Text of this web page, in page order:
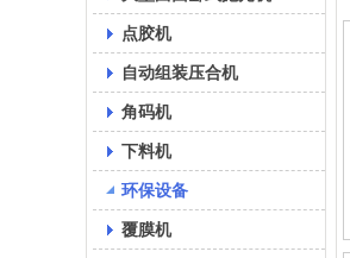
点胶机
自动组装压合机
角码机
下料机
环保设备
覆膜机